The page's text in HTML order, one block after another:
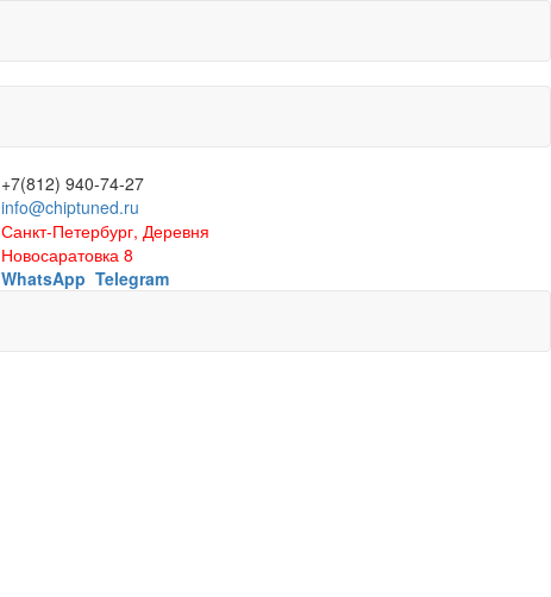
+7(812) 940-74-27
info@chiptuned.ru
Санкт-Петербург, Деревня
Новосаратовка 8
WhatsApp Telegram